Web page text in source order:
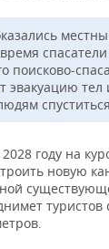
спасатели
поисково-
эвакуацию тел
году на
новую
туристов